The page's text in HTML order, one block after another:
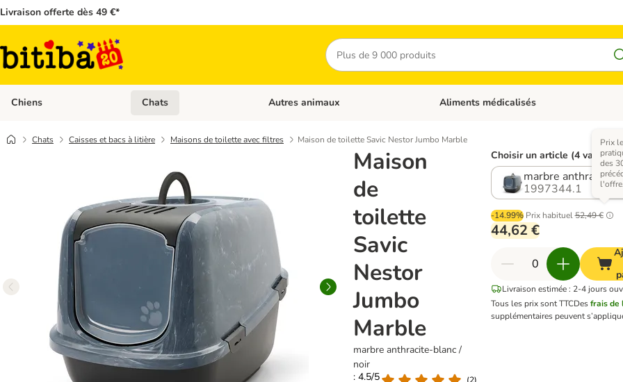
Livraison offerte dès 49 €*
Rechercher
Chiens Dérouler les catégories: Chiens
Chats Dérouler les catégories: Chats
Autres animaux Dérouler les catégories: Autres animaux
Aliments médicalisés
Chats Caisses et bacs à litière Maisons de toilette avec filtres Maison de toilette Savic Nestor Jumbo Marble
Maison
de
toilette
Savic
Nestor
Jumbo
Marble
marbre anthracite-blanc /
noir
: 4.5/5
Choisir un article (4
marbre anthracite-
1997344.1
-14.99% Prix habituel52,49 €
Prix
des
l'offre.
44,62 €
Livraison estimée : 2-4 jours
Tous les prix sont TTCDesfrais de
supplémentaires peuvent